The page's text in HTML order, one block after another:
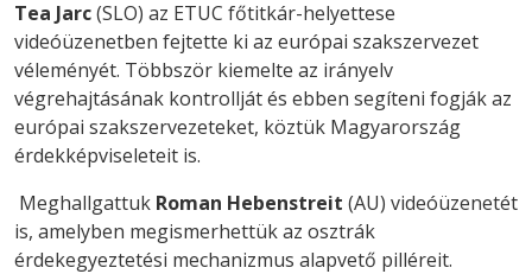
Tea Jarc(SLO) az ETUC főtitkár-helyettese
videóüzenetben fejtette ki az európai szakszervezet
véleményét. Többször kiemelte az irányelv
végrehajtásának kontrollját és ebben segíteni fogják az
európai szakszervezeteket, köztük Magyarország
érdekképviseleteit is.
Meghallgattuk Roman Hebenstreit (AU) videóüzenetét
is, amelyben megismerhettük az osztrák
érdekegyeztetési mechanizmus alapvető pilléreit.